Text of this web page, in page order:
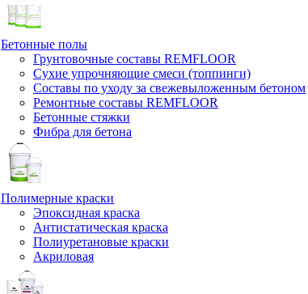
Бетонные полы
Грунтовочные составы REMFLOOR
Сухие упрочняющие смеси (топпинги)
Составы по уходу за свежевыложенным бетоном
Ремонтные составы REMFLOOR
Бетонные стяжки
Фибра для бетона
Полимерные краски
Эпоксидная краска
Антистатическая краска
Полиуретановые краски
Акриловая